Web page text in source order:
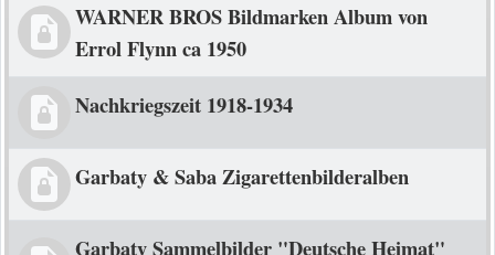
WARNER BROS Bildmarken Album von
Errol Flynn ca 1950
Nachkriegszeit 1918-1934
Garbaty & Saba Zigarettenbilderalben
Garbaty Sammelbilder "Deutsche Heimat"